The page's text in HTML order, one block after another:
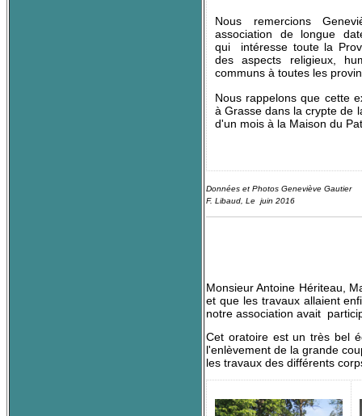
Nous remercions
association de longue
qui
intéresse toute la
des aspects religieux,
communs à toutes les
Nous rappelons que cette
à Grasse dans la crypte de
d'un mois à la Maison du
Données et Photos Geneviève Gautier
F. Libaud, Le juin 2016
Monsieur Antoine Hériteau,
et que les travaux allaient
notre association avait
Cet oratoire est un très bel
l'enlèvement de la grande
les travaux des différents